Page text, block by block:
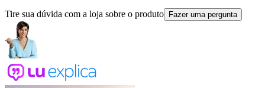
Tire sua dúvida com a loja sobre o produto Fazer uma pergunta